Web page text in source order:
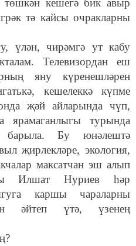
кешегә бик авыр
тә кайсы очракларны
үлән, чирәмгә ут кабу
Телевизордан еш
яну күренешләрен
кешелеккә күпме
җәй айларында чүп,
ярамаганлыгы турында
Бу юнәлештә
җирлекләре, экология,
максатчан эш алып
Илшат Нуриев һәр
каршы чараларны
әйтеп үтә, үзенең